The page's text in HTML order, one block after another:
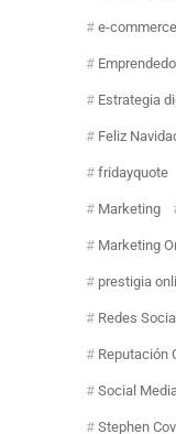
e-commerce
Estrategia
Feliz
fridayquote
Marketing
Marketing
prestigia
Redes
Reputación
Social Media
Stephen